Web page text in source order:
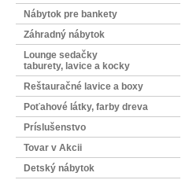
Nábytok pre bankety
Záhradný nábytok
Lounge sedačky
taburety, lavice a kocky
Reštauračné lavice a boxy
Poťahové látky, farby dreva
Príslušenstvo
Tovar v Akcii
Detský nábytok